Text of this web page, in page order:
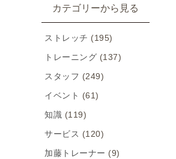
カテゴリーから見る
ストレッチ (195)
トレーニング (137)
スタッフ (249)
イベント (61)
知識 (119)
サービス (120)
加藤トレーナー (9)